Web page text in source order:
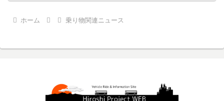
ホーム 乗り物関連ニュース